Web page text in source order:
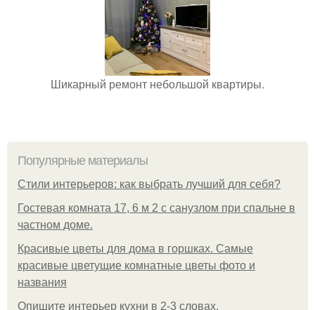
Шикарный ремонт небольшой квартиры.
Популярные материалы
Стили интерьеров: как выбрать лучший для себя?
Гостевая комната 17, 6 м 2 с санузлом при спальне в
частном доме.
Красивые цветы для дома в горшках. Самые
красивые цветущие комнатные цветы фото и
названия
Опишите интерьер кухни в 2-3 словах.